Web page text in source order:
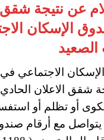
عن نتيجة
الاجتماعي
أو تظلم أو
مع أرقام